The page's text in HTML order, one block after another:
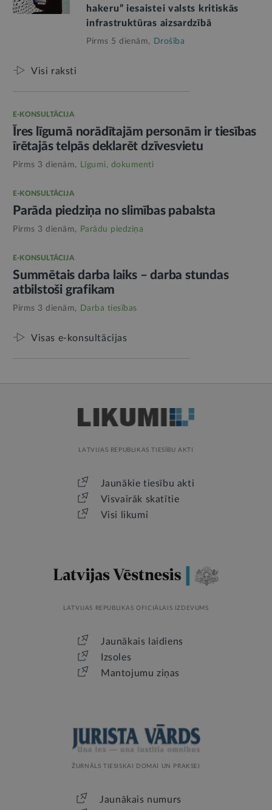
hakeru” iesaistei valsts kritiskās
infrastruktūras aizsardzībā
Pirms 5 dienām, Drošība
Visi raksti
E-KONSULTĀCIJA
Īres līgumā norādītajām personām ir tiesības
īrētajās telpās deklarēt dzīvesvietu
Pirms 3 dienām, Līgumi, dokumenti
E-KONSULTĀCIJA
Parāda piedziņa no slimības pabalsta
Pirms 3 dienām, Parādu piedziņa
E-KONSULTĀCIJA
Summētais darba laiks – darba stundas
atbilstoši grafikam
Pirms 3 dienām, Darba tiesības
Visas e-konsultācijas
LATVIJAS REPUBLIKAS TIESĪBU AKTI
Jaunākie tiesību akti
Visvairāk skatītie
Visi likumi
LATVIJAS REPUBLIKAS OFICIĀLAIS IZDEVUMS
Jaunākais laidiens
Izsoles
Mantojumu ziņas
ŽURNĀLS TIESISKAI DOMAI UN PRAKSEI
Jaunākais numurs